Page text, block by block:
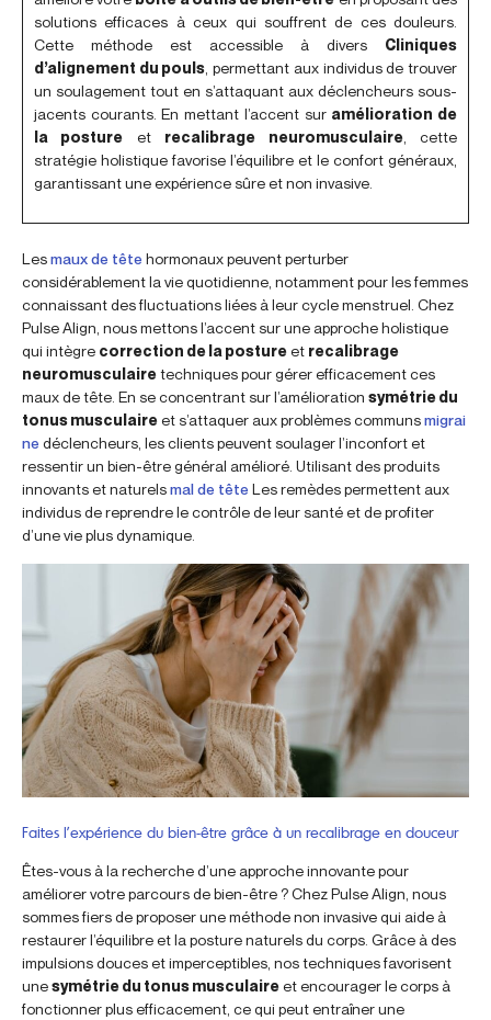
solutions efficaces à ceux qui souffrent de ces douleurs.
Cette méthode est accessible à divers Cliniques
d’alignement du pouls , permettant aux individus de trouver
un soulagement tout en s’attaquant aux déclencheurs sous-
jacents courants. En mettant l’accent sur amélioration de
la posture et recalibrage neuromusculaire, cette
stratégie holistique favorise l’équilibre et le confort généraux,
garantissant une expérience sûre et non invasive.
Lesmaux de tête hormonaux peuvent perturber
considérablement la vie quotidienne, notamment pour les femmes
connaissant des fluctuations liées à leur cycle menstruel. Chez
Pulse Align, nous mettons l’accent sur une approche holistique
qui intègre correction de la postureet recalibrage
neuromusculairetechniques pour gérer efficacement ces
maux de tête. En se concentrant sur l’amélioration symétrie du
tonus musculaireet s’attaquer aux problèmes communsmigrai
ne déclencheurs, les clients peuvent soulager l’inconfort et
ressentir un bien-être général amélioré. Utilisant des produits
innovants et naturelsmal de tête Les remèdes permettent aux
individus de reprendre le contrôle de leur santé et de profiter
d’une vie plus dynamique.
Faites l’expérience du bien-être grâce à un recalibrage en douceur
Êtes-vous à la recherche d’une approche innovante pour
améliorer votre parcours de bien-être ? Chez Pulse Align, nous
sommes fiers de proposer une méthode non invasive qui aide à
restaurer l’équilibre et la posture naturels du corps. Grâce à des
impulsions douces et imperceptibles, nos techniques favorisent
unesymétrie du tonus musculaireet encourager le corps à
fonctionner plus efficacement, ce qui peut entraîner une